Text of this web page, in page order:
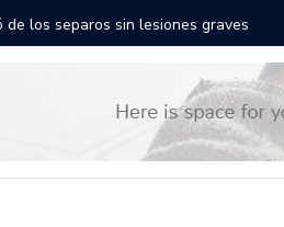
aparta la fecha